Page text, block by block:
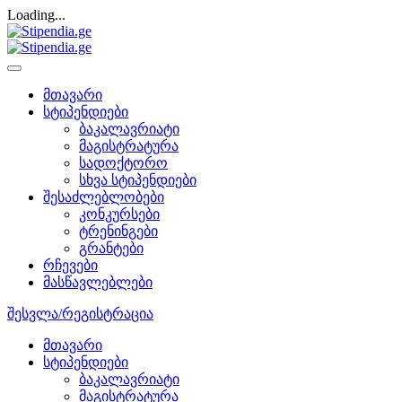
Loading...
მთავარი
სტიპენდიები
ბაკალავრიატი
მაგისტრატურა
სადოქტორო
სხვა სტიპენდიები
შესაძლებლობები
კონკურსები
ტრენინგები
გრანტები
რჩევები
მასწავლებლები
შესვლა/რეგისტრაცია
მთავარი
სტიპენდიები
ბაკალავრიატი
მაგისტრატურა